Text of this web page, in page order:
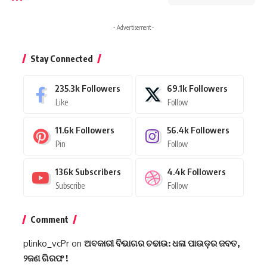
- Advertisement -
Stay Connected
235.3k Followers
Like
69.1k Followers
Follow
11.6k Followers
Pin
56.4k Followers
Follow
136k Subscribers
Subscribe
4.4k Followers
Follow
Comment
plinko_vcPr on ଅବକାରୀ ବିଭାଗର ଚଢାଉ: ଧଳା ପାଉଡ଼ର ଜବତ,
୨ଜଣ ଗିରଫ !